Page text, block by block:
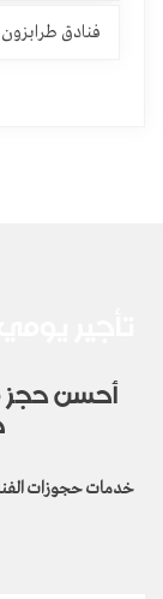
فنادق طرابزون
أحسن
خدمات حجوزات